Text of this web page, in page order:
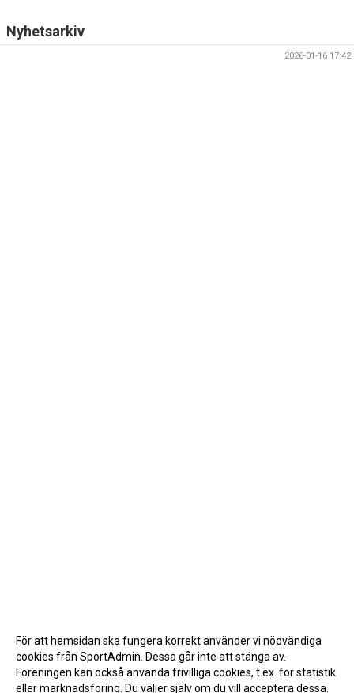
KONTAKT
Nyhetsarkiv
2026-01-16 17:42
För att hemsidan ska fungera korrekt använder vi nödvändiga
cookies från SportAdmin. Dessa går inte att stänga av.
Föreningen kan också använda frivilliga cookies, t.ex. för statistik
eller marknadsföring. Du väljer själv om du vill acceptera dessa.